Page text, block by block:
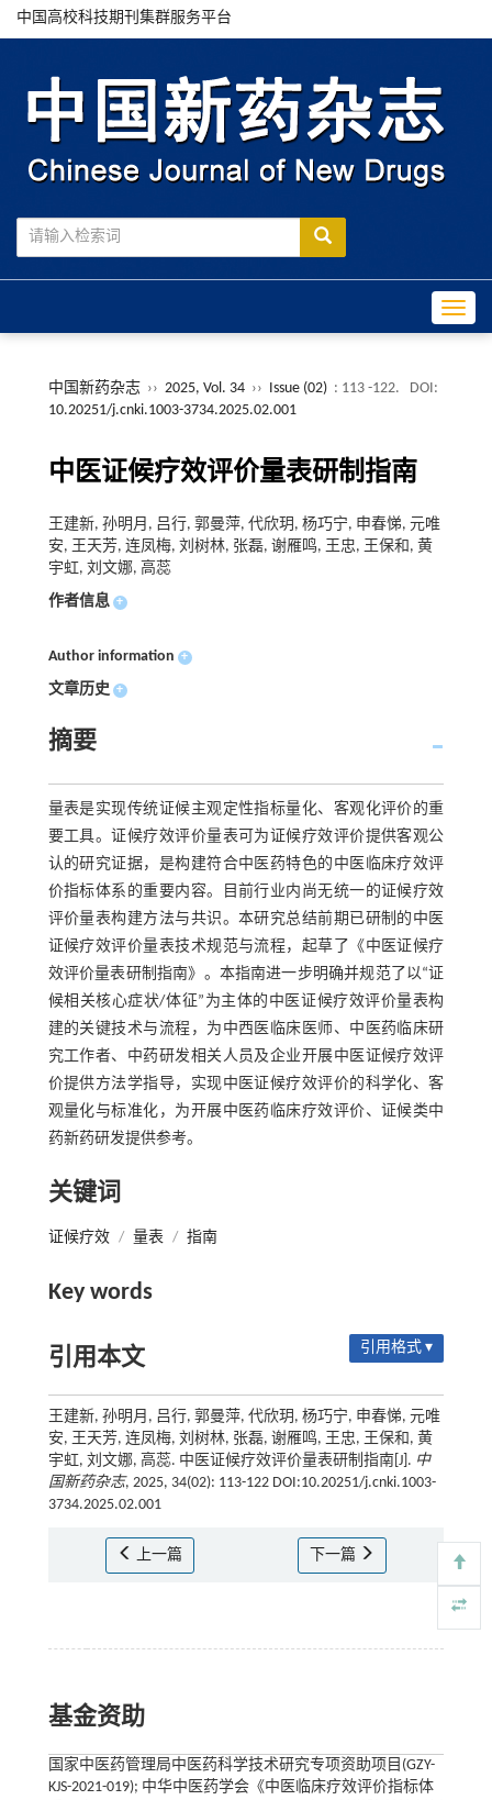
中国高校科技期刊集群服务平台
中国新药杂志 ›› 2025, Vol. 34 ›› Issue (02) : 113 -122.
DOI:
10.20251/j.cnki.1003-3734.2025.02.001
中医证候疗效评价量表研制指南
王建新, 孙明月, 吕行, 郭曼萍, 代欣玥, 杨巧宁, 申春悌, 元唯
安, 王天芳, 连凤梅, 刘树林, 张磊, 谢雁鸣, 王忠, 王保和, 黄
宇虹, 刘文娜, 高蕊
作者信息 +
Author information +
文章历史 +
摘要
量表是实现传统证候主观定性指标量化、客观化评价的重
要工具。证候疗效评价量表可为证候疗效评价提供客观公
认的研究证据，是构建符合中医药特色的中医临床疗效评
价指标体系的重要内容。目前行业内尚无统一的证候疗效
评价量表构建方法与共识。本研究总结前期已研制的中医
证候疗效评价量表技术规范与流程，起草了《中医证候疗
效评价量表研制指南》。本指南进一步明确并规范了以“证
候相关核心症状/体征”为主体的中医证候疗效评价量表构
建的关键技术与流程，为中西医临床医师、中医药临床研
究工作者、中药研发相关人员及企业开展中医证候疗效评
价提供方法学指导，实现中医证候疗效评价的科学化、客
观量化与标准化，为开展中医药临床疗效评价、证候类中
药新药研发提供参考。
关键词
证候疗效 / 量表 / 指南
Key words
引用本文 引用格式 ▾
王建新, 孙明月, 吕行, 郭曼萍, 代欣玥, 杨巧宁, 申春悌, 元唯
安, 王天芳, 连凤梅, 刘树林, 张磊, 谢雁鸣, 王忠, 王保和, 黄
宇虹, 刘文娜, 高蕊. 中医证候疗效评价量表研制指南[J]. 中
国新药杂志, 2025, 34(02): 113-122 DOI:10.20251/j.cnki.1003-
3734.2025.02.001
上一篇 下一篇
基金资助
国家中医药管理局中医药科学技术研究专项资助项目(GZY-
KJS-2021-019); 中华中医药学会《中医临床疗效评价指标体